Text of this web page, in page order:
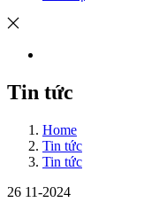
Tin tức
Home
Tin tức
Tin tức
26 11-2024